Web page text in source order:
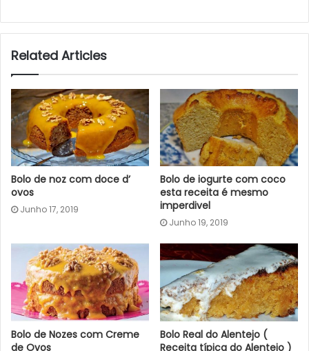
Related Articles
Bolo de noz com doce d’
ovos
Junho 17, 2019
Bolo de iogurte com coco
esta receita é mesmo
imperdivel
Junho 19, 2019
Bolo de Nozes com Creme
de Ovos
Bolo Real do Alentejo (
Receita típica do Alentejo )